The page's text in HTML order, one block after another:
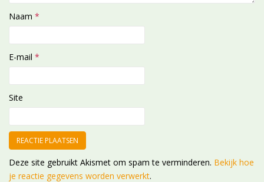
Naam *
E-mail *
Site
Deze site gebruikt Akismet om spam te verminderen. Bekijk hoe
je reactie gegevens worden verwerkt.